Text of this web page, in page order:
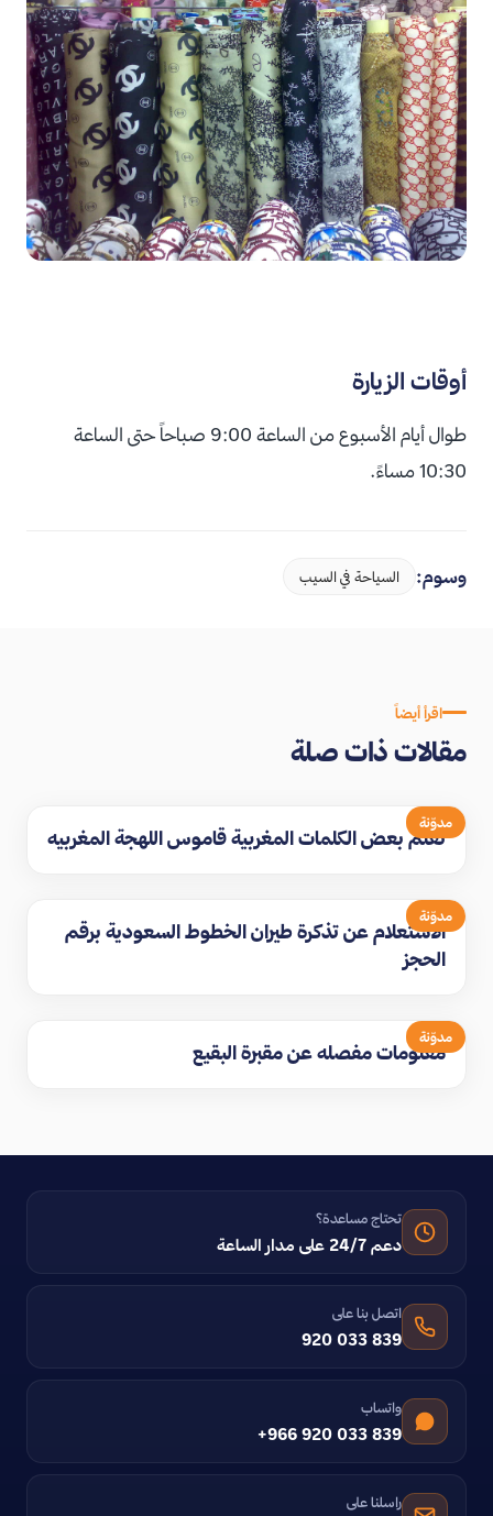
أوقات الزيارة
طوال أيام الأسبوع من الساعة 9:00 صباحاً حتى الساعة
10:30 مساءً.
وسوم: السياحة في السيب
اقرأ أيضاً
مقالات ذات صلة
مدوّنة
تعلم بعض الكلمات المغربية قاموس اللهجة المغربيه
مدوّنة
الاستعلام عن تذكرة طيران الخطوط السعودية برقم
الحجز
مدوّنة
معلومات مفصله عن مقبرة البقيع
تحتاج مساعدة؟
دعم 24/7 على مدار الساعة
اتصل بنا على
920 033 839
واتساب
+966 920 033 839
راسلنا على